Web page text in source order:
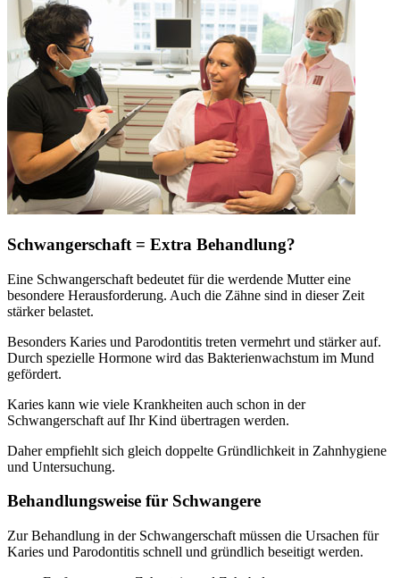
Schwangerschaft = Extra Behandlung?
Eine Schwangerschaft bedeutet für die werdende Mutter eine
besondere Herausforderung. Auch die Zähne sind in dieser Zeit
stärker belastet.
Besonders Karies und Parodontitis treten vermehrt und stärker auf.
Durch spezielle Hormone wird das Bakterienwachstum im Mund
gefördert.
Karies kann wie viele Krankheiten auch schon in der
Schwangerschaft auf Ihr Kind übertragen werden.
Daher empfiehlt sich gleich doppelte Gründlichkeit in Zahnhygiene
und Untersuchung.
Behandlungsweise für Schwangere
Zur Behandlung in der Schwangerschaft müssen die Ursachen für
Karies und Parodontitis schnell und gründlich beseitigt werden.